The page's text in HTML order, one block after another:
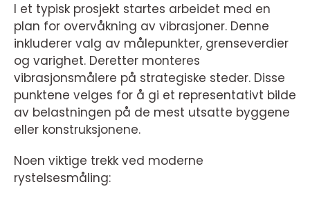
I et typisk prosjekt startes arbeidet med en
plan for overvåkning av vibrasjoner. Denne
inkluderer valg av målepunkter, grenseverdier
og varighet. Deretter monteres
vibrasjonsmålere på strategiske steder. Disse
punktene velges for å gi et representativt bilde
av belastningen på de mest utsatte byggene
eller konstruksjonene.
Noen viktige trekk ved moderne
rystelsesmåling: